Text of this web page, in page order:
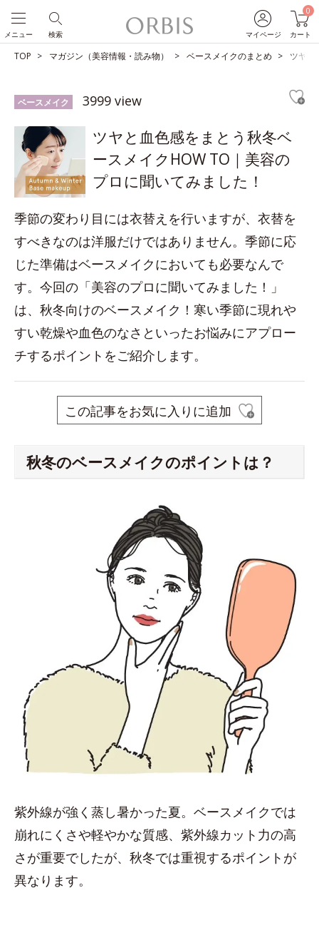
マイページ
0
カート
検索
メニュー
TOP マガジン（美容情報・読み物） ベースメイクのまとめ ツヤと
ベースメイク 3999 view
ツヤと血色感をまとう秋冬ベ
ースメイクHOW TO｜美容の
プロに聞いてみました！
季節の変わり目には衣替えを行いますが、衣替を
すべきなのは洋服だけではありません。季節に応
じた準備はベースメイクにおいても必要なんで
す。今回の「美容のプロに聞いてみました！」
は、秋冬向けのベースメイク！寒い季節に現れや
すい乾燥や血色のなさといったお悩みにアプロー
チするポイントをご紹介します。
この記事をお気に入りに追加
秋冬のベースメイクのポイントは？
紫外線が強く蒸し暑かった夏。ベースメイクでは
崩れにくさや軽やかな質感、紫外線カット力の高
さが重要でしたが、秋冬では重視するポイントが
異なります。